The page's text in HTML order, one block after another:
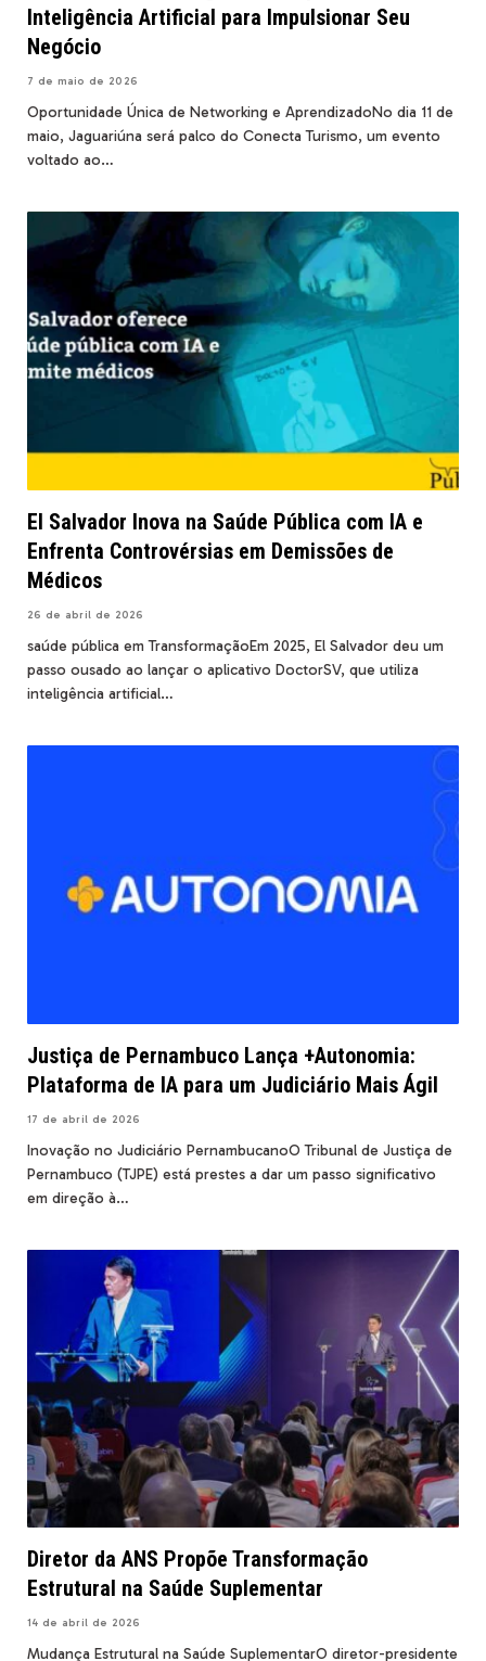
Inteligência Artificial para Impulsionar Seu
Negócio
7 de maio de 2026
Oportunidade Única de Networking e AprendizadoNo dia 11 de
maio, Jaguariúna será palco do Conecta Turismo, um evento
voltado ao…
El Salvador Inova na Saúde Pública com IA e
Enfrenta Controvérsias em Demissões de
Médicos
26 de abril de 2026
saúde pública em TransformaçãoEm 2025, El Salvador deu um
passo ousado ao lançar o aplicativo DoctorSV, que utiliza
inteligência artificial…
Justiça de Pernambuco Lança +Autonomia:
Plataforma de IA para um Judiciário Mais Ágil
17 de abril de 2026
Inovação no Judiciário PernambucanoO Tribunal de Justiça de
Pernambuco (TJPE) está prestes a dar um passo significativo
em direção à…
Diretor da ANS Propõe Transformação
Estrutural na Saúde Suplementar
14 de abril de 2026
Mudança Estrutural na Saúde SuplementarO diretor-presidente